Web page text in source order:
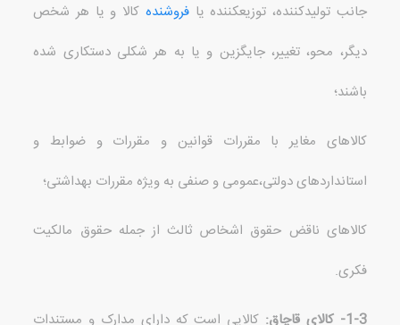
جانب تولیدکننده، توزیعکننده یافروشنده کالا و یا هر شخص
دیگر، محو، تغییر، جایگزین و یا به هر شکلی دستکاری شده
باشند؛
کالاهای مغایر با مقررات قوانین و مقررات و ضوابط و
استانداردهای دولتی،عمومی و صنفی به ویژه مقررات بهداشتی؛
کالاهای ناقض حقوق اشخاص ثالث از جمله حقوق مالکیت
فکری.
1-3- کالای قاچاق: کالایی است که دارای مدارک و مستندات